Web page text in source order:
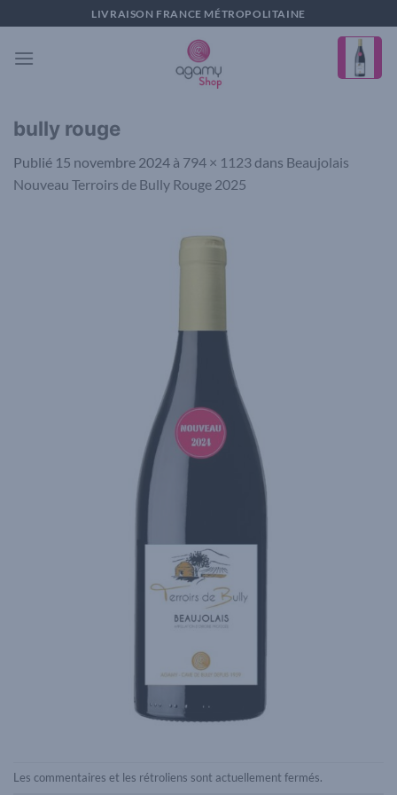
au
contenu
LIVRAISON FRANCE MÉTROPOLITAINE
bully rouge
Publié 15 novembre 2024 à 794 × 1123 dans Beaujolais
Nouveau Terroirs de Bully Rouge 2025
Les commentaires et les rétroliens sont actuellement fermés.